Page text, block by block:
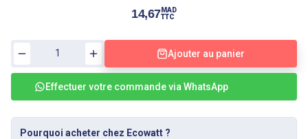
14,67MAD
TTC
Ajouter au panier
Effectuer votre commande via WhatsApp
Pourquoi acheter chez Ecowatt ?